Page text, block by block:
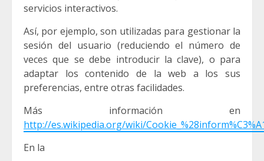
servicios interactivos.
Así, por ejemplo, son utilizadas para gestionar la
sesión del usuario (reduciendo el número de
veces que se debe introducir la clave), o para
adaptar los contenido de la web a los sus
preferencias, entre otras facilidades.
Más información en
http://es.wikipedia.org/wiki/
En la